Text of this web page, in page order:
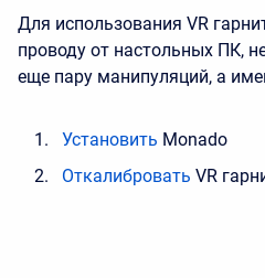
Для использования VR
проводу от настольных ПК,
еще пару манипуляций, а
Установить Monado
Откалибровать VR